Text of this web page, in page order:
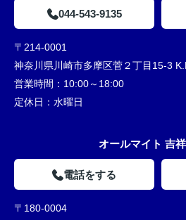
044-543-9135
〒214-0001
神奈川県川崎市多摩区菅２丁目15-3
営業時間： 10:00～18:00
定休日： 水曜日
オールマイト 吉
電話をする
〒180-0004